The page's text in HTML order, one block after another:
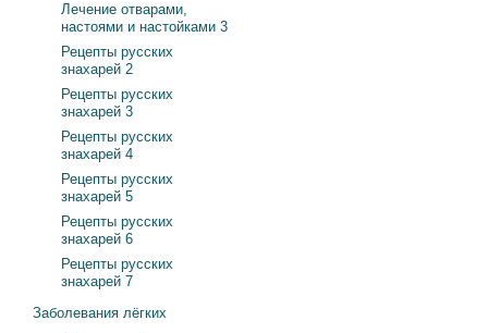
Лечение отварами,
настоями и настойками 3
Рецепты русских
знахарей 2
Рецепты русских
знахарей 3
Рецепты русских
знахарей 4
Рецепты русских
знахарей 5
Рецепты русских
знахарей 6
Рецепты русских
знахарей 7
Заболевания лёгких